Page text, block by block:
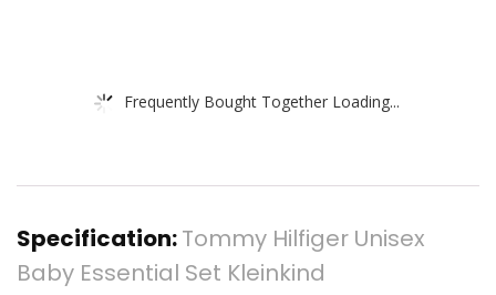
Frequently Bought Together Loading...
Specification:Tommy Hilfiger Unisex
Baby Essential Set Kleinkind